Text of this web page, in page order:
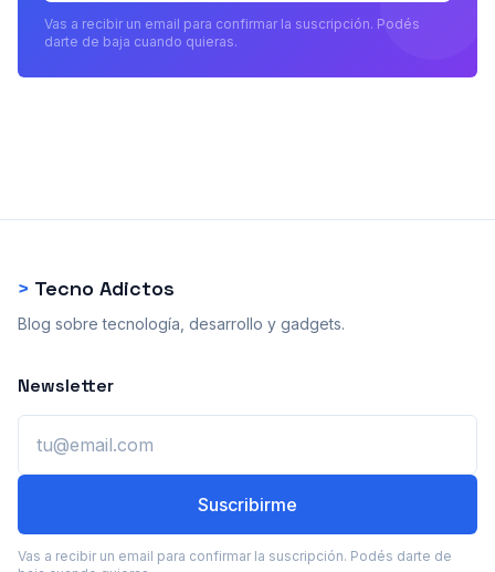
Vas a recibir un email para confirmar la suscripción. Podés
darte de baja cuando quieras.
> Tecno Adictos
Blog sobre tecnología, desarrollo y gadgets.
Newsletter
Suscribirme
Vas a recibir un email para confirmar la suscripción. Podés darte de